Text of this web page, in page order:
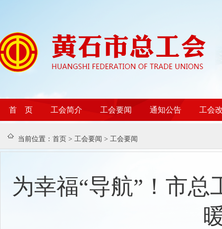
首 页 工会简介 工会要闻 通知公告 工会
当前位置： 首页 > 工会要闻 > 工会要闻
为幸福“导航”！市